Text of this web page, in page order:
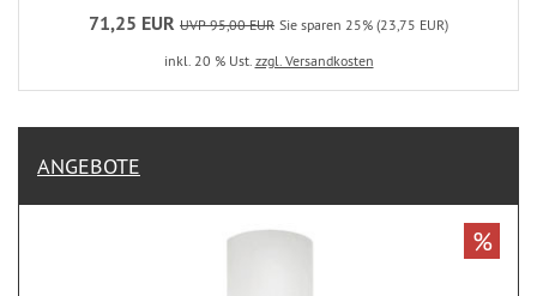
71,25 EUR UVP 95,00 EUR Sie sparen 25% (23,75 EUR)
inkl. 20 % Ust. zzgl. Versandkosten
ANGEBOTE
%